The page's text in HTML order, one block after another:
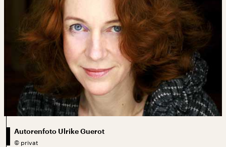
Autorenfoto Ulrike Guerot
© privat